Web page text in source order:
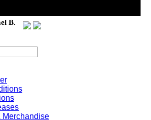
B.
Merchandise